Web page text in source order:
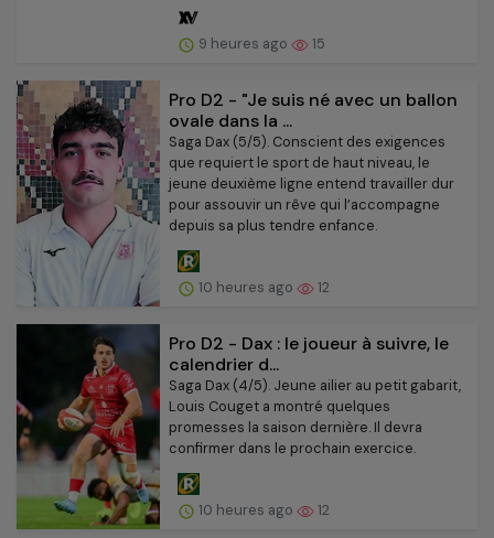
9 heures ago 15
Pro D2 - "Je suis né avec un ballon
ovale dans la ...
Saga Dax (5/5). Conscient des exigences
que requiert le sport de haut niveau, le
jeune deuxième ligne entend travailler dur
pour assouvir un rêve qui l’accompagne
depuis sa plus tendre enfance.
10 heures ago 12
Pro D2 - Dax : le joueur à suivre, le
calendrier d...
Saga Dax (4/5). Jeune ailier au petit gabarit,
Louis Couget a montré quelques
promesses la saison dernière. Il devra
confirmer dans le prochain exercice.
10 heures ago 12